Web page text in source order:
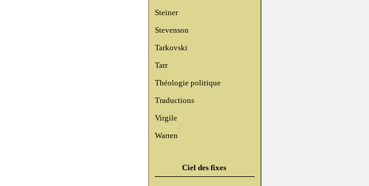
Steiner
Stevenson
Tarkovski
Tarr
Théologie politique
Traductions
Virgile
Warren
Ciel des fixes